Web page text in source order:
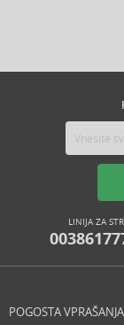
LINIJA ZA
POGOSTA VPRAŠANJA